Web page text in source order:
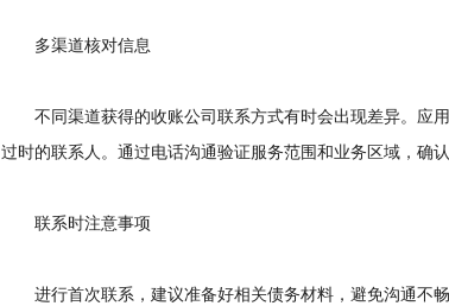
多渠道核对信息
不同渠道获得的收账公司联系方式有时会出现差异。应用
过时的联系人。通过电话沟通验证服务范围和业务区域，确
联系时注意事项
进行首次联系，建议准备好相关债务材料，避免沟通不畅